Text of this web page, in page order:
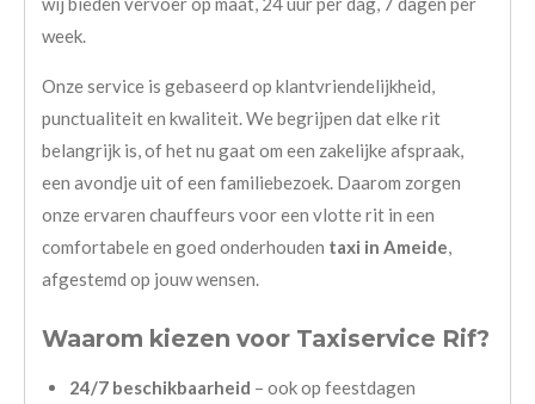
week.
Onze service is gebaseerd op klantvriendelijkheid,
punctualiteit en kwaliteit. We begrijpen dat elke rit
belangrijk is, of het nu gaat om een zakelijke afspraak,
een avondje uit of een familiebezoek. Daarom zorgen
onze ervaren chauffeurs voor een vlotte rit in een
comfortabele en goed onderhouden taxi in Ameide,
afgestemd op jouw wensen.
Waarom kiezen voor Taxiservice Rif?
24/7 beschikbaarheid – ook op feestdagen